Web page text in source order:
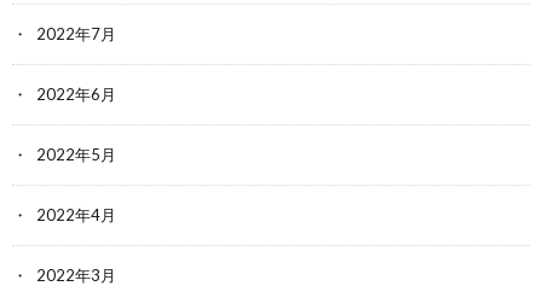
2022年7月
2022年6月
2022年5月
2022年4月
2022年3月